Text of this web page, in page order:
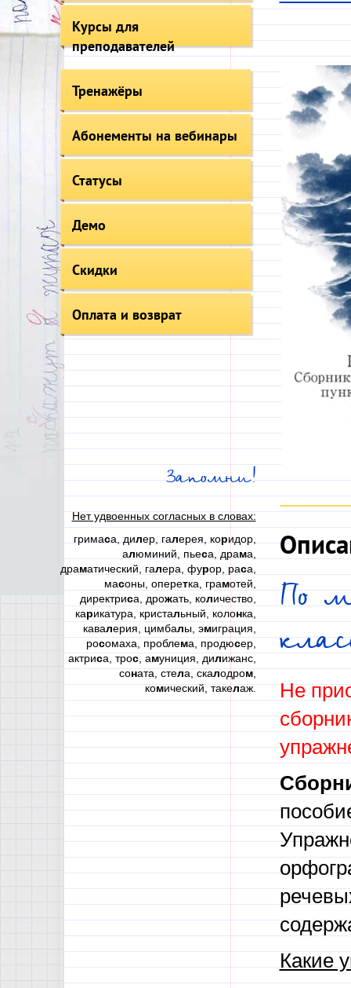
Курсы для
преподавателей
Тренажёры
Абонементы на вебинары
Статусы
Демо
Скидки
Оплата и возврат
Запомни!
Нет удвоенных согласных в словах:
гримаса, дилер, галерея, коридор,
алюминий, пьеса, драма,
драматический, галера, фурор, раса,
масоны, оперетка, грамотей,
директриса, дрожать, количество,
карикатура, кристальный, колонка,
кавалерия, цимбалы, эмиграция,
росомаха, проблема, продюсер,
актриса, трос, амуниция, дилижанс,
соната, стела, скалодром,
комический, такелаж.
По
Не
Какие